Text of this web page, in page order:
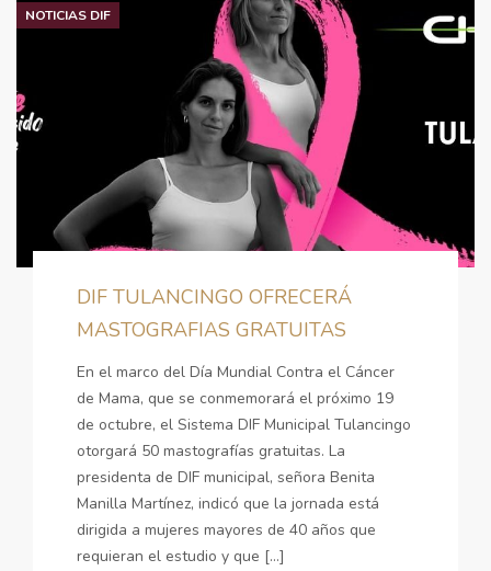
NOTICIAS DIF
DIF TULANCINGO OFRECERÁ
MASTOGRAFIAS GRATUITAS
En el marco del Día Mundial Contra el Cáncer
de Mama, que se conmemorará el próximo 19
de octubre, el Sistema DIF Municipal Tulancingo
otorgará 50 mastografías gratuitas. La
presidenta de DIF municipal, señora Benita
Manilla Martínez, indicó que la jornada está
dirigida a mujeres mayores de 40 años que
requieran el estudio y que […]